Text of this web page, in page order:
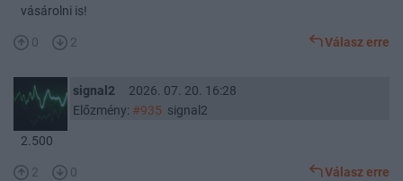
vásárolni is!
0 2 Válasz erre
signal2
2026. 07. 20. 16:28
Előzmény: #935 signal2
2.500
2 0 Válasz erre